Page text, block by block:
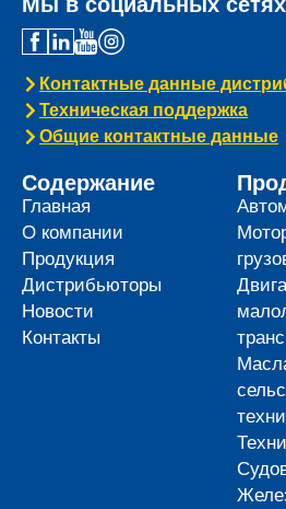
Контактные данные
Техническая поддержка
Общие контактные данные
Содержание
Главная
О компании
Продукция
Дистрибьюторы
Новости
Контакты